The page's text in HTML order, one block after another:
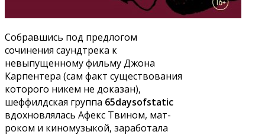
Собравшись под предлогом
сочинения саундтрека к
невыпущенному фильму Джона
Карпентера (сам факт существования
которого никем не доказан),
шеффилдская группа 65daysofstatic
вдохновлялась Афекс Твином, мат-
роком и киномузыкой, заработала